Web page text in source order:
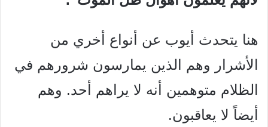
هنا يتحدث أيوب عن أنواع أخري من
الأشرار وهم الذين يمارسون شرورهم في
الظلام متوهمين أنه لا يراهم أحد. وهم
أيضاً لا يعاقبون.